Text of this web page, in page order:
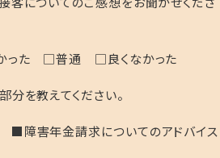
った □普通 □良くなかった
分を教えてください。
害年金請求についてのアドバイス